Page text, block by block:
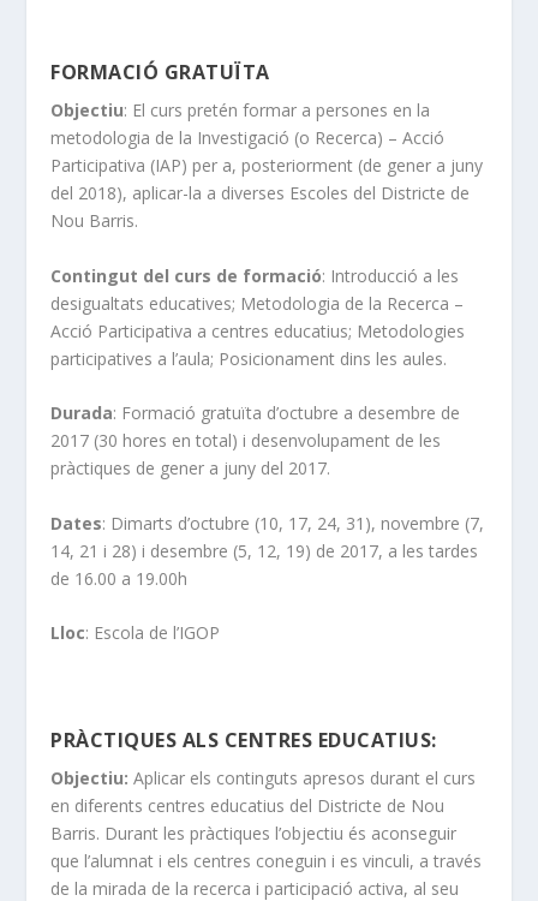
FORMACIÓ GRATUÏTA
Objectiu: El curs pretén formar a persones en la
metodologia de la Investigació (o Recerca) – Acció
Participativa (IAP) per a, posteriorment (de gener a juny
del 2018), aplicar-la a diverses Escoles del Districte de
Nou Barris.
Contingut del curs de formació: Introducció a les
desigualtats educatives; Metodologia de la Recerca –
Acció Participativa a centres educatius; Metodologies
participatives a l’aula; Posicionament dins les aules.
Durada: Formació gratuïta d’octubre a desembre de
2017 (30 hores en total) i desenvolupament de les
pràctiques de gener a juny del 2017.
Dates: Dimarts d’octubre (10, 17, 24, 31), novembre (7,
14, 21 i 28) i desembre (5, 12, 19) de 2017, a les tardes
de 16.00 a 19.00h
Lloc: Escola de l’IGOP
PRÀCTIQUES ALS CENTRES EDUCATIUS:
Objectiu: Aplicar els continguts apresos durant el curs
en diferents centres educatius del Districte de Nou
Barris. Durant les pràctiques l’objectiu és aconseguir
que l’alumnat i els centres coneguin i es vinculi, a través
de la mirada de la recerca i participació activa, al seu